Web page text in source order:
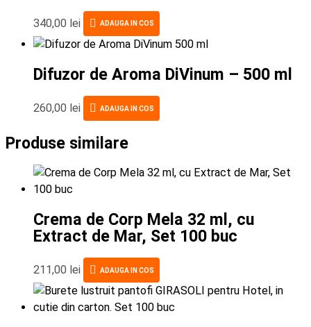
340,00 lei ADAUGA IN COS
Difuzor de Aroma DiVinum – 500 ml
260,00 lei ADAUGA IN COS
Produse similare
Crema de Corp Mela 32 ml, cu
Extract de Mar, Set 100 buc
211,00 lei ADAUGA IN COS